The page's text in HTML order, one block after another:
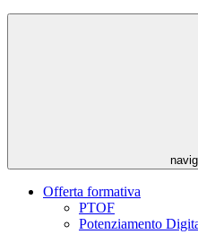
Offerta formativa
PTOF
Potenziamento